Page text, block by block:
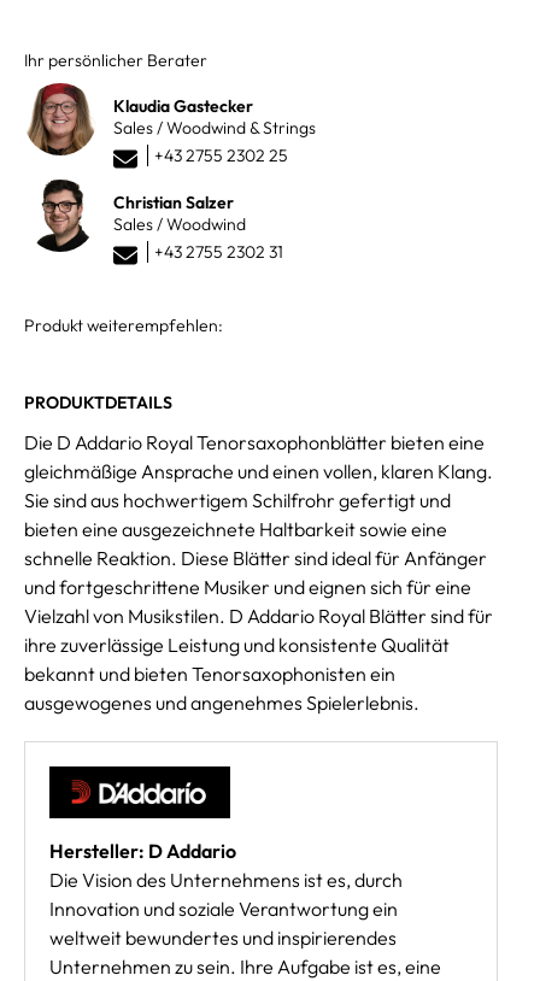
Ihr persönlicher Berater
Klaudia Gastecker
Sales / Woodwind & Strings
+43 2755 2302 25
Christian Salzer
Sales / Woodwind
+43 2755 2302 31
Produkt weiterempfehlen:
PRODUKTDETAILS
Die D Addario Royal Tenorsaxophonblätter bieten eine
gleichmäßige Ansprache und einen vollen, klaren Klang.
Sie sind aus hochwertigem Schilfrohr gefertigt und
bieten eine ausgezeichnete Haltbarkeit sowie eine
schnelle Reaktion. Diese Blätter sind ideal für Anfänger
und fortgeschrittene Musiker und eignen sich für eine
Vielzahl von Musikstilen. D Addario Royal Blätter sind für
ihre zuverlässige Leistung und konsistente Qualität
bekannt und bieten Tenorsaxophonisten ein
ausgewogenes und angenehmes Spielerlebnis.
Hersteller: D Addario
Die Vision des Unternehmens ist es, durch
Innovation und soziale Verantwortung ein
weltweit bewundertes und inspirierendes
Unternehmen zu sein. Ihre Aufgabe ist es, eine